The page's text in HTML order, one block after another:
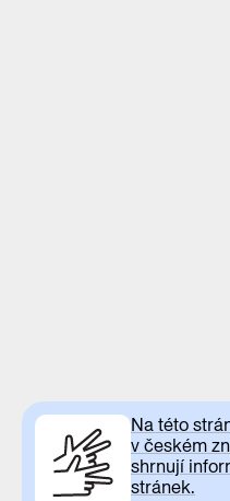
Na této
v českém
shrnují
stránek.